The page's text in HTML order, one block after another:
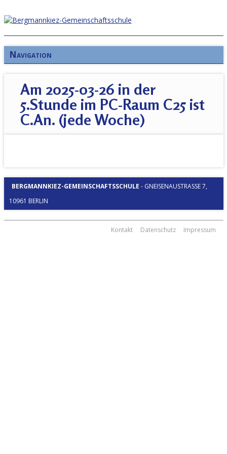
Navigation
Am 2025-03-26 in der
5.Stunde im PC-Raum C25 ist
C.An. (jede Woche)
BERGMANNKIEZ-GEMEINSCHAFTSSCHULE - GNEISENAUSTRASSE 7, 1
0961 BERLIN
Kontakt Datenschutz Impressum